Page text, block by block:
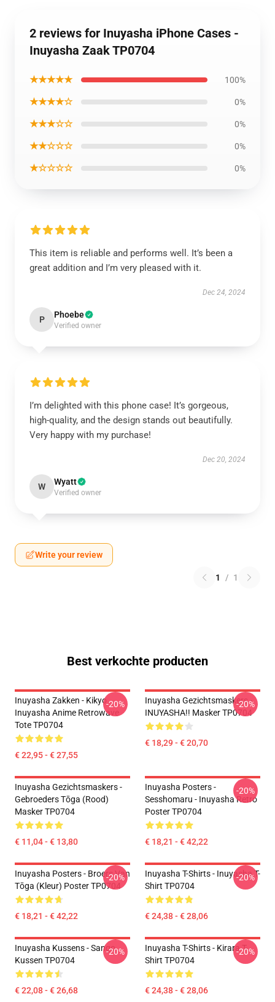
2 reviews for Inuyasha iPhone Cases -
Inuyasha Zaak TP0704
★★★★★ 100%
★★★★☆ 0%
★★★☆☆ 0%
★★☆☆☆ 0%
★☆☆☆☆ 0%
This item is reliable and performs well. It’s been a
great addition and I’m very pleased with it.
Dec 24, 2024
P Phoebe
Verified owner
I’m delighted with this phone case! It’s gorgeous,
high-quality, and the design stands out beautifully.
Very happy with my purchase!
Dec 20, 2024
W Wyatt
Verified owner
Write your review
1 / 1
Best verkochte producten
Inuyasha Zakken - Kikyo
Inuyasha Anime Retrowave
Tote TP0704
€ 22,95 - € 27,55
-20%
Inuyasha Gezichtsmaskers -
INUYASHA!! Masker TP0704
€ 18,29 - € 20,70
-20%
Inuyasha Gezichtsmaskers -
Gebroeders Tōga (rood)
Masker TP0704
€ 11,04 - € 13,80
Inuyasha Posters -
Sesshomaru - Inuyasha Retro
Poster TP0704
€ 18,21 - € 42,22
-20%
Inuyasha Posters - Broers Van
Tōga (kleur) Poster TP0704
€ 18,21 - € 42,22
-20%
Inuyasha T-Shirts - Inuyasha T-
Shirt TP0704
€ 24,38 - € 28,06
-20%
Inuyasha Kussens - Sango
Kussen TP0704
€ 22,08 - € 26,68
-20%
Inuyasha T-Shirts - Kirara T-
Shirt TP0704
€ 24,38 - € 28,06
-20%